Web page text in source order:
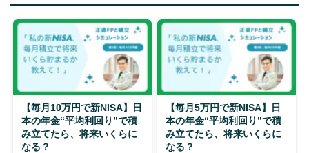
【毎月10万円で新NISA】日
本の年金“平均利回り”で積
み立てたら、将来いくらに
なる？
【毎月5万円で新NISA】日
本の年金“平均利回り”で積
み立てたら、将来いくらに
なる？